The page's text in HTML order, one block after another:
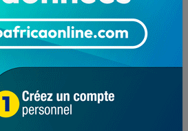
Républicaine, dans le
démarrage des